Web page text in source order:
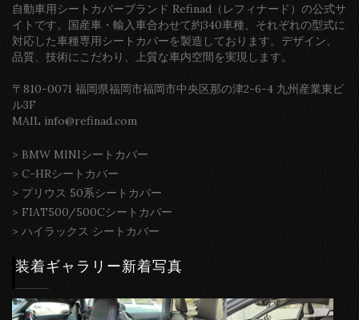
自動車用シートカバーブランド Refinad（レフィナード）の公式サ
イトです。国産車・輸入車合わせて約340車種、それぞれの型式に
対応した車種専用シートカバーを製造しております。デザイン、
品質、技術にこだわり、上質な車内空間を実現します。
〒810-0071 福岡県福岡市福岡市中央区那の津2-6-4 九州産業東ビ
ル3F
MAIL info@refinad.com
> BMW MINIシートカバー
> C-HRシートカバー
> プリウス 50系シートカバー
> FIAT500/500Cシートカバー
> ハイラックス シートカバー
装着ギャラリー新着写真